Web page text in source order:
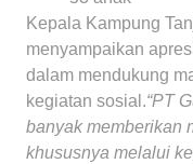
Kepala Kampung
menyampaikan
dalam mendukung
kegiatan sosial.“PT
banyak memberikan
khususnya melalui